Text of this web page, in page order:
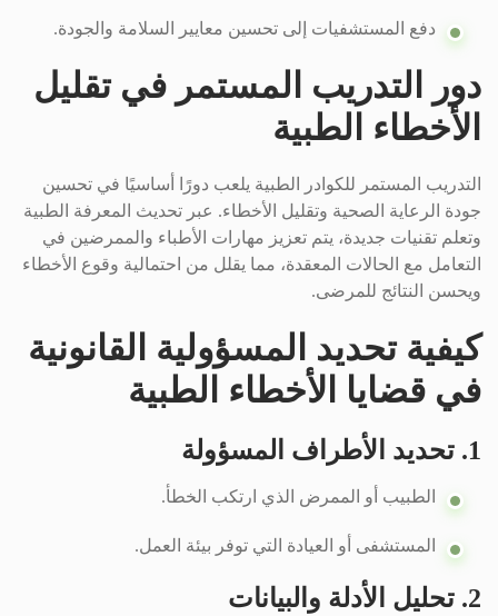
دفع المستشفيات إلى تحسين معايير السلامة والجودة.
دور التدريب المستمر في تقليل
الأخطاء الطبية
التدريب المستمر للكوادر الطبية يلعب دورًا أساسيًا في تحسين
جودة الرعاية الصحية وتقليل الأخطاء. عبر تحديث المعرفة الطبية
وتعلم تقنيات جديدة، يتم تعزيز مهارات الأطباء والممرضين في
التعامل مع الحالات المعقدة، مما يقلل من احتمالية وقوع الأخطاء
ويحسن النتائج للمرضى.
كيفية تحديد المسؤولية القانونية
في قضايا الأخطاء الطبية
1. تحديد الأطراف المسؤولة
الطبيب أو الممرض الذي ارتكب الخطأ.
المستشفى أو العيادة التي توفر بيئة العمل.
2. تحليل الأدلة والبيانات